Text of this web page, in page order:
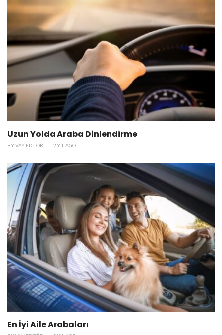
Uzun Yolda Araba Dinlendirme
BYVAY EDITÖR 2 YIL AGO
En İyi Aile Arabaları